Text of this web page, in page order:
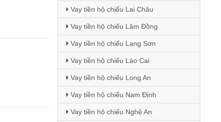
Vay tiền hộ chiếu Lai Châu
Vay tiền hộ chiếu Lâm Đồng
Vay tiền hộ chiếu Lạng Sơn
Vay tiền hộ chiếu Lào Cai
Vay tiền hộ chiếu Long An
Vay tiền hộ chiếu Nam Định
Vay tiền hộ chiếu Nghệ An